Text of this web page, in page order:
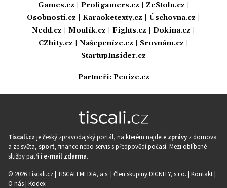
Games.cz
Profigamers.cz ZeStolu.cz
Osobnosti.cz
Karaoketexty.cz Úschovna.cz
Nedd.cz
Moulík.cz Fights.cz Dokina.cz
CZhity.cz
Našepeníze.cz Srovnám.cz
StartupInsider.cz
Partneři: Peníze.cz
Tiscali.cz je český zpravodajský portál, na kterém najdete zprávy z domova
a ze světa, sport, finance nebo servis s předpovědí počasí. Mezi oblíbené
služby patří i e-mail zdarma.
© 2026 Tiscali.cz | TISCALI MEDIA, a.s. | Člen skupiny DIGNITY, s.r.o. | Kontakt|
O nás| Kodex